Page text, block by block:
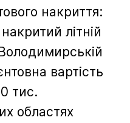
накриття:
літній
вартість
тис.
областях